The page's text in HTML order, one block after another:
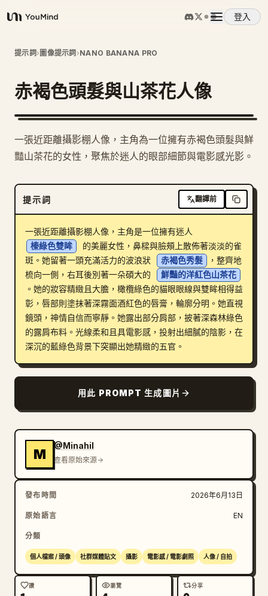
YouMind
登入
概覽
使用案例
定價
下載
部落格
更新
提示詞› 圖像提示詞 ›NANO BANANA PRO
赤褐色頭髮與山茶花人像
一張近距離攝影棚人像，主角為一位擁有赤褐色頭髮與鮮
豔山茶花的女性，聚焦於迷人的眼部細節與電影感光影。
提示詞 翻譯前
一張近距離攝影棚人像，主角是一位擁有迷人
榛綠色雙眸
的美麗女性，鼻樑與臉頰上散佈著淡淡的雀
斑。她留著一頭充滿活力的波浪狀
赤褐色秀髮
，整齊地
梳向一側，右耳後別著一朵碩大的
鮮豔的洋紅色山茶花
。她的妝容精緻且大膽，橄欖綠色的貓眼眼線與雙眸相得益
彰，唇部則塗抹著深霧面酒紅色的唇膏，輪廓分明。她直視
鏡頭，神情自信而寧靜。她露出部分肩部，披著深森林綠色
的露肩布料。光線柔和且具電影感，投射出細膩的陰影，在
深沉的藍綠色背景下突顯出她精緻的五官。
用此 PROMPT 生成圖片
M
@Minahil
查看原始來源
發布時間 2026年6月13日
原始語言 EN
分類
個人檔案 / 頭像 社群媒體貼文 攝影 電影感 / 電影劇照 人像 / 自拍
讚 瀏覽 分享